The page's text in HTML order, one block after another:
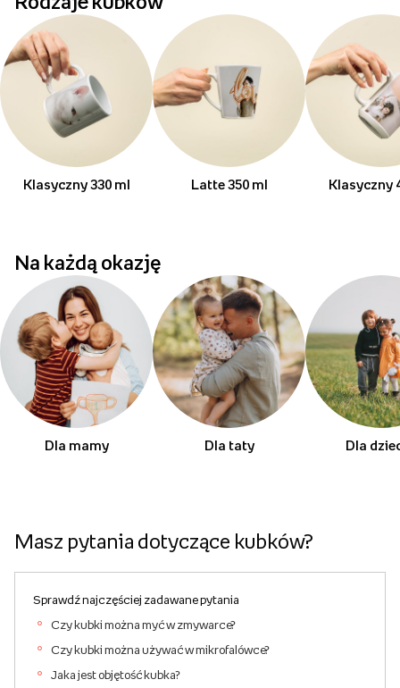
Klasyczny 330 ml Latte 350 ml Klasyczny
Na każdą okazję
Dla mamy Dla taty Dla
Masz pytania dotyczące kubków?
Sprawdź najczęściej zadawane pytania
Czy kubki można myć w zmywarce?
Czy kubki można używać w mikrofalówce?
Jaka jest objętość kubka?